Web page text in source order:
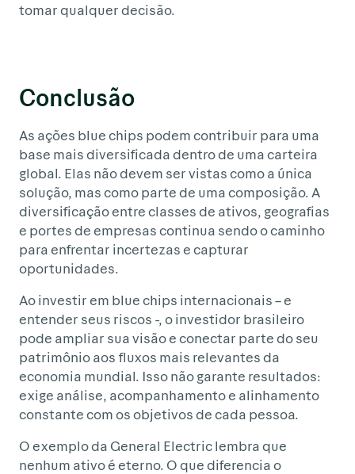
tomar qualquer decisão.
Conclusão
As ações blue chips podem contribuir para uma
base mais diversificada dentro de uma carteira
global. Elas não devem ser vistas como a única
solução, mas como parte de uma composição. A
diversificação entre classes de ativos, geografias
e portes de empresas continua sendo o caminho
para enfrentar incertezas e capturar
oportunidades.
Ao investir em blue chips internacionais – e
entender seus riscos -, o investidor brasileiro
pode ampliar sua visão e conectar parte do seu
patrimônio aos fluxos mais relevantes da
economia mundial. Isso não garante resultados:
exige análise, acompanhamento e alinhamento
constante com os objetivos de cada pessoa.
O exemplo da General Electric lembra que
nenhum ativo é eterno. O que diferencia o